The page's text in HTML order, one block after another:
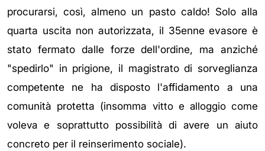
procurarsi, così, almeno un pasto caldo! Solo alla
quarta uscita non autorizzata, il 35enne evasore è
stato fermato dalle forze dell'ordine, ma anziché
"spedirlo" in prigione, il magistrato di sorveglianza
competente ne ha disposto l'affidamento a una
comunità protetta (insomma vitto e alloggio come
voleva e soprattutto possibilità di avere un aiuto
concreto per il reinserimento sociale).